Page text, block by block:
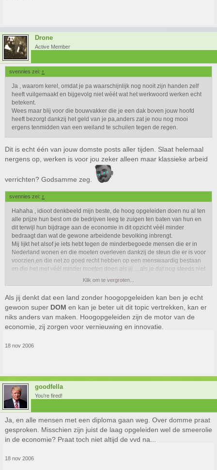
Drone
Active Member
svennies zei: ↑
Ja , waarom kerel, omdat je pa waarschijnlijk nog nooit zijn handen zelf
heeft vuilgemaakt en bijgevolg niet wéét wat het werkwoord werken echt
betekent.
Wees maar blij voor die bouwvakker die je een dak boven jouw hoofd
heeft bezorgt dankzij het geld van je pa,anders zat je nou nog mooi
ergens tenmidden van een weiland te schuilen tegen de regen.
Dit is echt één van jouw domste posts aller tijden. Slaat helemaal
nergens op, werken is voor jou zeker alleen maar klassieke arbeid
verrichten? Godsamme zeg.
svennies zei: ↑
Hahaha , idioot denkbeeld mijn beste, de hoog opgeleiden doen nu al ten
alle prijze hun best om de bedrijven leeg te zuigen ten baten van hun en
dit terwijl hun bijdrage aan de economie in dit opzicht véél minder
bedraagt dan wat de gewone arbeidende bevolking inbrengt.
Mij lijkt het alsof je iets hebt tegen de minderbegoede mensen die er in
Nederland wonen en die moeten overleven dankzij de steun die er is voor
voorzien,en die net zo goed recht hebben op een menswaardig bestaan
en die het met véél minder moeten doen als jij.....als je dat nog steeds niet
Klik om te vergroten...
Als jij denkt dat een land zonder hoogopgeleiden kan ben je echt
gewoon super DOM en kan je beter uit dit topic vertrekken, kan er
niks anders van maken. Hoogopgeleiden zijn de motor van de
economie, zij zorgen voor vernieuwing en innovatie.
18 nov 2006
goodfella
You're fired!
Ja, en alle mensen met een diploma gaan weg. Over domme praat
gesproken. Misschien zijn juist de laag opgeleiden wel de smeerolie
in de economie? Praat toch niet altijd de vvd na...
18 nov 2006